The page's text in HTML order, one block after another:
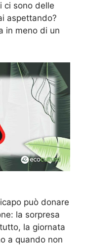
ci sono delle
aspettando?
in meno di un
può donare
la sorpresa
la giornata
a quando non